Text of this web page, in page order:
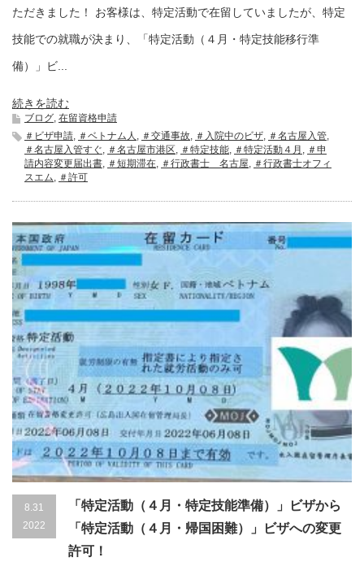
ただきました！ お客様は、特定活動で在留していましたが、特定
技能での就職が決まり、「特定活動（４月・特定技能移行準
備）」ビ...
続きを読む
ブログ, 在留資格申請
＃ビザ申請, ＃ベトナム人 , ＃交通事故, ＃入院中のビザ, ＃名古屋入管,
＃名古屋入管すぐ, ＃名古屋市港区, ＃特定技能, ＃特定活動４月 , ＃申
請内容変更届出書, ＃短期滞在, ＃行政書士 名古屋, ＃行政書士オフィ
スエム, ＃許可
8.31
2022
「特定活動（４月・特定技能準備）」ビザから
「特定活動（４月・帰国困難）」ビザへの変更
許可！